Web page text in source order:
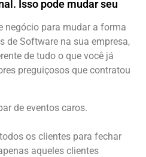
Isso pode mudar seu
negócio para mudar a forma
de Software na sua empresa,
de tudo o que você já
preguiçosos que contratou
de eventos caros.
os clientes para fechar
aqueles clientes